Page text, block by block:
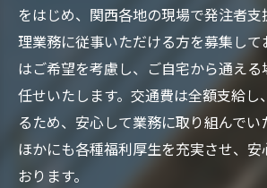
をはじめ、関西各地の現場で発注者
理業務に従事いただける方を募集して
はご希望を考慮し、ご自宅から通え
任せいたします。交通費は全額支給し
るため、安心して業務に取り組んでい
ほかにも各種福利厚生を充実させ、安
おります。